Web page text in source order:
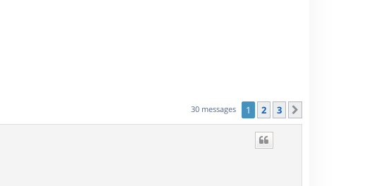
30 messages 1 2 3